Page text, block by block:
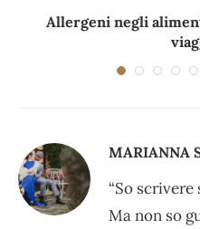
Allergeni negli
MARIANNA
“So
Ma non so